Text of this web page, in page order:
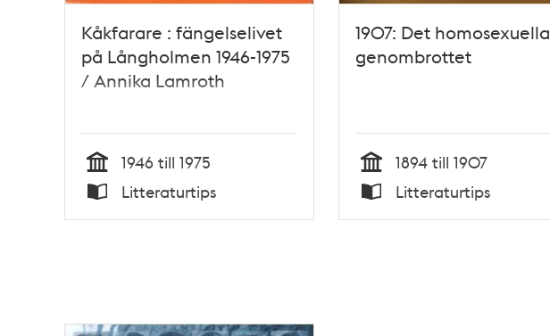
Kåkfarare : fängelselivet
på Långholmen 1946-1975
/ Annika Lamroth
Tid
1946 till 1975
Typ
Litteraturtips
1907: Det homosexuella
genombrottet
Tid
1894 till 1907
Typ
Litteraturtips